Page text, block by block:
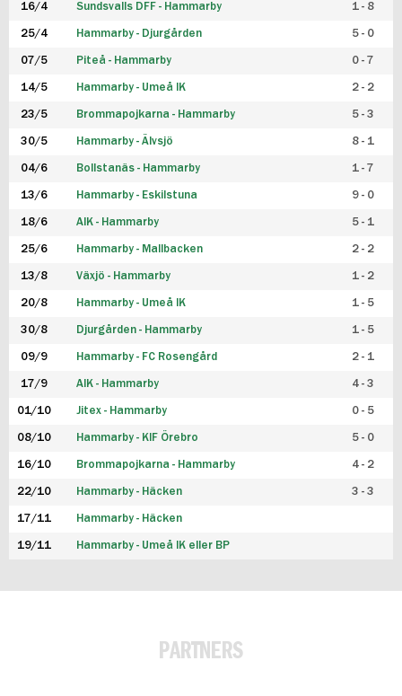
16/4 Sundsvalls DFF - Hammarby 1 - 8
25/4 Hammarby - Djurgården 5 - 0
07/5 Piteå - Hammarby 0 - 7
14/5 Hammarby - Umeå IK 2 - 2
23/5 Brommapojkarna - Hammarby 5 - 3
30/5 Hammarby - Älvsjö 8 - 1
04/6 Bollstanäs - Hammarby 1 - 7
13/6 Hammarby - Eskilstuna 9 - 0
18/6 AIK - Hammarby 5 - 1
25/6 Hammarby - Mallbacken 2 - 2
13/8 Växjö - Hammarby 1 - 2
20/8 Hammarby - Umeå IK 1 - 5
30/8 Djurgården - Hammarby 1 - 5
09/9 Hammarby - FC Rosengård 2 - 1
17/9 AIK - Hammarby 4 - 3
01/10 Jitex - Hammarby 0 - 5
08/10 Hammarby - KIF Örebro 5 - 0
16/10 Brommapojkarna - Hammarby 4 - 2
22/10 Hammarby - Häcken 3 - 3
17/11 Hammarby - Häcken
19/11 Hammarby - Umeå IK eller BP
PARTNERS